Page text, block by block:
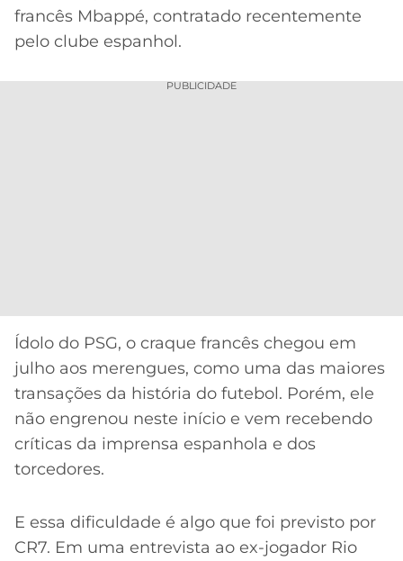
ONLINE
2026
GRÊMIO
LALIGA
francês Mbappé, contratado recentemente
pelo clube espanhol.
PUBLICIDADE
Ídolo do PSG, o craque francês chegou em
julho aos merengues, como uma das maiores
transações da história do futebol. Porém, ele
não engrenou neste início e vem recebendo
críticas da imprensa espanhola e dos
torcedores.
E essa dificuldade é algo que foi previsto por
CR7. Em uma entrevista ao ex-jogador Rio